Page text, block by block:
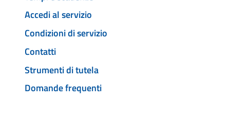
Accedi al servizio
Condizioni di servizio
Contatti
Strumenti di tutela
Domande frequenti